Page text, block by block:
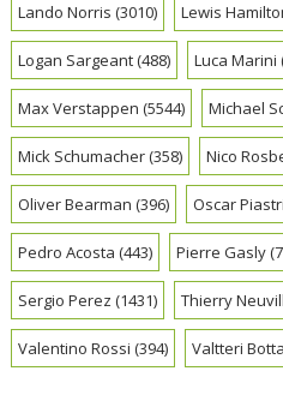
Lando Norris (3010) Lewis
Logan Sargeant(488) Luca Marini
Max Verstappen (5544) Michael
Mick Schumacher(358) Nico
Oliver Bearman (396) Oscar Piastri
Pedro Acosta (443) Pierre Gasly
Sergio Perez (1431) Thierry
Valentino Rossi (394) Valtteri